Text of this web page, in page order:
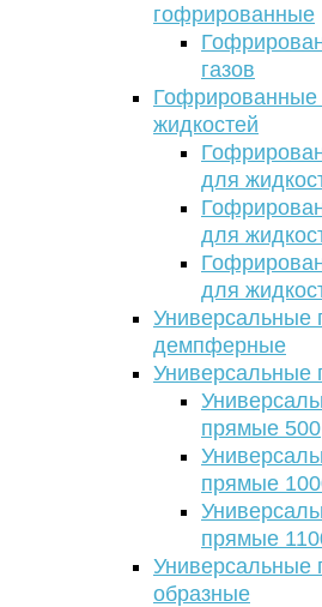
гофрированные
газов
Гофрированные
жидкостей
для
для
для
Универсальные
демпферные
Универсальные
прямые 500
прямые
прямые
Универсальные
образные